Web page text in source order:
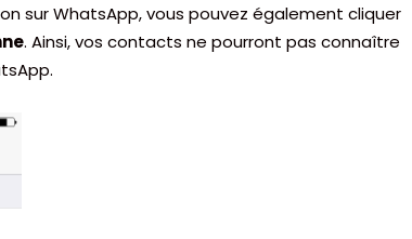
sur WhatsApp, vous pouvez également cliquer
. Ainsi, vos contacts ne pourront pas connaître